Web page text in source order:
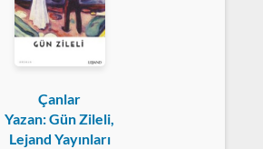
Çanlar
Yazan: Gün Zileli,
Lejand Yayınları